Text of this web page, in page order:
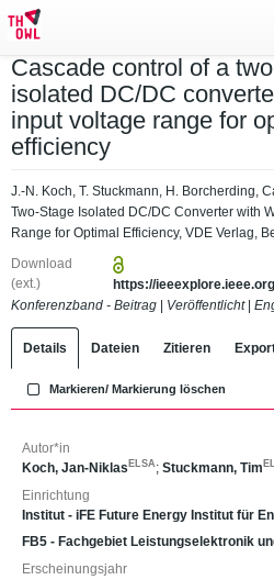
Cascade control of a
isolated DC/DC
input voltage range for
efficiency
J.-N. Koch, T. Stuckmann, H. Borcherding,
Two-Stage Isolated DC/DC Converter with
Range for Optimal Efficiency, VDE Verlag,
Download
(ext.)
https://
Konferenzband - Beitrag
Veröffentlicht|
Details Dateien Zitieren
Markieren/ Markierung löschen
Autor*in
Koch, Jan-Niklas ELSA ; Stuckmann, Tim
Einrichtung
Institut - iFE Future Energy Institut für
FB5 - Fachgebiet Leistungselektronik
Erscheinungsjahr